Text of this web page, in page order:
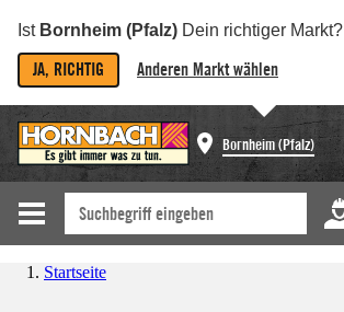
Ist Bornheim (Pfalz) Dein richtiger Markt?
JA, RICHTIG Anderen Markt wählen
Bornheim (Pfalz)
Startseite